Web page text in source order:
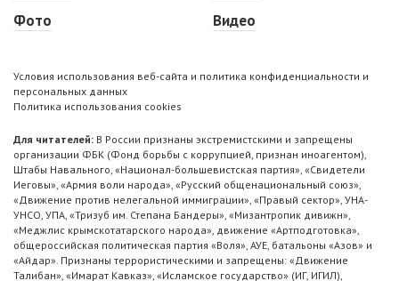
Фото
Видео
Условия использования веб-сайта и политика конфиденциальности и
персональных данных
Политика использования cookies
Для читателей: В России признаны экстремистскими и запрещены
организации ФБК (Фонд борьбы с коррупцией, признан иноагентом),
Штабы Навального, «Национал-большевистская партия», «Свидетели
Иеговы», «Армия воли народа», «Русский общенациональный союз»,
«Движение против нелегальной иммиграции», «Правый сектор», УНА-
УНСО, УПА, «Тризуб им. Степана Бандеры», «Мизантропик дивижн»,
«Меджлис крымскотатарского народа», движение «Артподготовка»,
общероссийская политическая партия «Воля», АУЕ, батальоны «Азов» и
«Айдар». Признаны террористическими и запрещены: «Движение
Талибан», «Имарат Кавказ», «Исламское государство» (ИГ, ИГИЛ),